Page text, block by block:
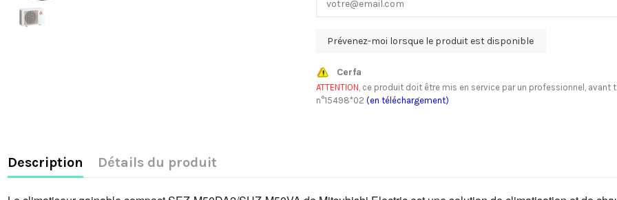
Cerfa
ATTENTION , ce produit doit être mis en service par un professionnel,
n°15498*02 (en téléchargement)
Description Détails du produit